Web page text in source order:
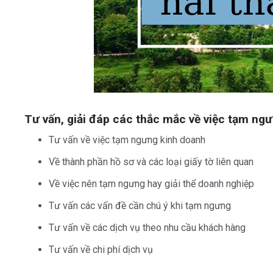
Tư vấn, giải đáp các thắc mắc về việc tạm
Tư vấn về việc tạm ngưng kinh doanh
Về thành phần hồ sơ và các loại giấy tờ liên quan
Về việc nên tạm ngưng hay giải thể doanh nghiệp
Tư vấn các vấn đề cần chú ý khi tạm ngưng
Tư vấn về các dịch vụ theo nhu cầu khách hàng
Tư vấn về chi phí dịch vụ